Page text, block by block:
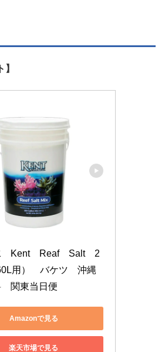
Kent　Reaf　Salt　2
用）　バケツ　沖縄
関東当日便
Amazonで見る
楽天市場で見る